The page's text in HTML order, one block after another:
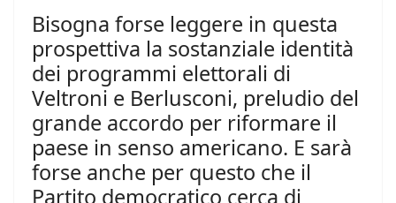
Bisogna forse leggere in questa
prospettiva la sostanziale identità
dei programmi elettorali di
Veltroni e Berlusconi, preludio del
grande accordo per riformare il
paese in senso americano. E sarà
forse anche per questo che il
Partito democratico cerca di